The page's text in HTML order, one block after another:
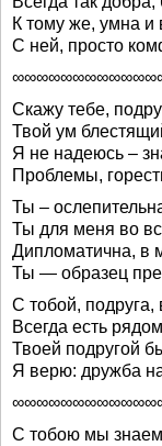
К тому же, умна и
С ней, просто
Скажу тебе,
Твой ум
Я не надеюсь –
Проблемы,
Ты –
Ты для меня во
Дипломатична, в
Ты — образец
С тобой, подруга,
Всегда есть
Твоей подругой
Я верю: дружба
С тобою мы знаем